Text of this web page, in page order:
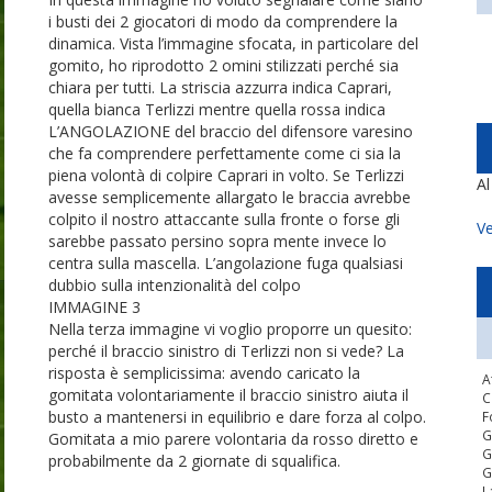
i busti dei 2 giocatori di modo da comprendere la
dinamica. Vista l’immagine sfocata, in particolare del
gomito, ho riprodotto 2 omini stilizzati perché sia
chiara per tutti. La striscia azzurra indica Caprari,
quella bianca Terlizzi mentre quella rossa indica
L’ANGOLAZIONE del braccio del difensore varesino
che fa comprendere perfettamente come ci sia la
piena volontà di colpire Caprari in volto. Se Terlizzi
avesse semplicemente allargato le braccia avrebbe
colpito il nostro attaccante sulla fronte o forse gli
sarebbe passato persino sopra mente invece lo
centra sulla mascella. L’angolazione fuga qualsiasi
dubbio sulla intenzionalità del colpo
IMMAGINE 3
Nella terza immagine vi voglio proporre un quesito:
perché il braccio sinistro di Terlizzi non si vede? La
risposta è semplicissima: avendo caricato la
gomitata volontariamente il braccio sinistro aiuta il
busto a mantenersi in equilibrio e dare forza al colpo.
Gomitata a mio parere volontaria da rosso diretto e
probabilmente da 2 giornate di squalifica.